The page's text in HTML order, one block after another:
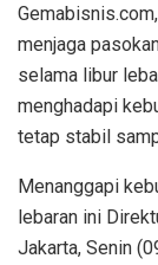
menjaga
selama libur
menghadapi
tetap stabil
Menanggapi
lebaran ini
Jakarta, Senin